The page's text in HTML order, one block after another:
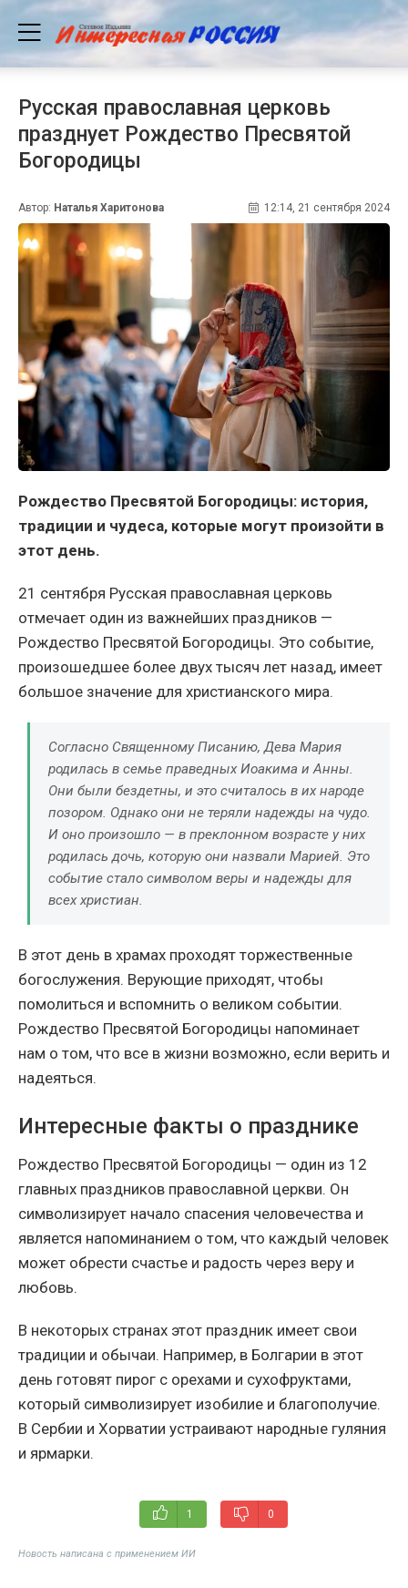
Русская православная церковь
празднует Рождество Пресвятой
Богородицы
Автор: Наталья Харитонова 12:14, 21 сентября 2024
Рождество Пресвятой Богородицы: история,
традиции и чудеса, которые могут произойти в
этот день.
21 сентября Русская православная церковь
отмечает один из важнейших праздников —
Рождество Пресвятой Богородицы. Это событие,
произошедшее более двух тысяч лет назад, имеет
большое значение для христианского мира.
Согласно Священному Писанию, Дева Мария
родилась в семье праведных Иоакима и Анны.
Они были бездетны, и это считалось в их народе
позором. Однако они не теряли надежды на чудо.
И оно произошло — в преклонном возрасте у них
родилась дочь, которую они назвали Марией. Это
событие стало символом веры и надежды для
всех христиан.
В этот день в храмах проходят торжественные
богослужения. Верующие приходят, чтобы
помолиться и вспомнить о великом событии.
Рождество Пресвятой Богородицы напоминает
нам о том, что все в жизни возможно, если верить и
надеяться.
Интересные факты о празднике
Рождество Пресвятой Богородицы — один из 12
главных праздников православной церкви. Он
символизирует начало спасения человечества и
является напоминанием о том, что каждый человек
может обрести счастье и радость через веру и
любовь.
В некоторых странах этот праздник имеет свои
традиции и обычаи. Например, в Болгарии в этот
день готовят пирог с орехами и сухофруктами,
который символизирует изобилие и благополучие.
В Сербии и Хорватии устраивают народные гуляния
и ярмарки.
1 0
Новость написана с применением ИИ